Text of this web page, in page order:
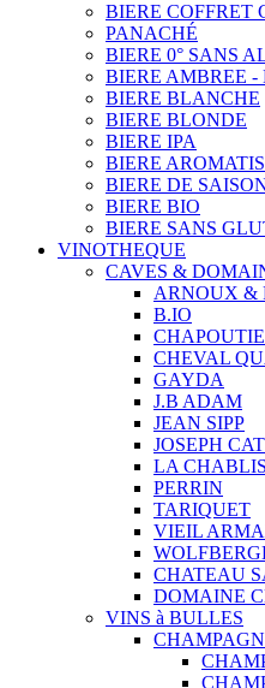
BIERE COFFRET
PANACHÉ
BIERE 0° SANS
BIERE AMBREE -
BIERE BLANCHE
BIERE BLONDE
BIERE IPA
BIERE
BIERE DE
BIERE BIO
BIERE SANS
VINOTHEQUE
CAVES &
ARNOUX &
B.IO
CHEVAL
GAYDA
J.B ADAM
JEAN SIPP
JOSEPH
LA
PERRIN
TARIQUET
VIEIL
CHATEAU
DOMAINE
VINS à BULLES